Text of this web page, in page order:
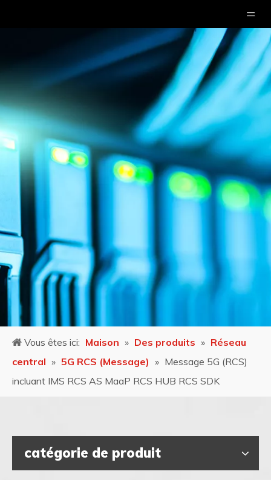
Vous êtes ici: Maison » Des produits » Réseau
central » 5G RCS (Message) » Message 5G (RCS)
incluant IMS RCS AS MaaP RCS HUB RCS SDK
catégorie de produit